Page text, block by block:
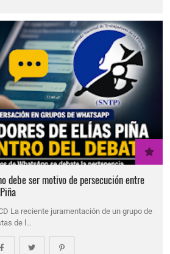
debe ser motivo de persecución entre
La reciente juramentación de un grupo de
de l…